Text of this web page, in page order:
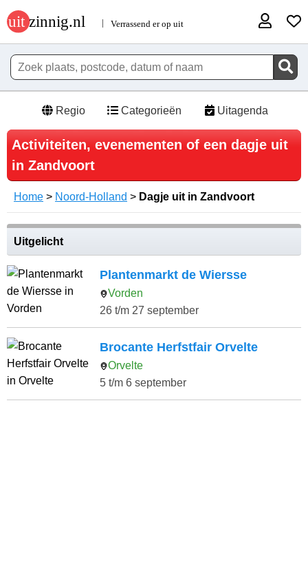
Regio Categorieën Uitagenda
Activiteiten, evenementen of een dagje uit
in Zandvoort
Home > Noord-Holland > Dagje uit in Zandvoort
Uitgelicht
Plantenmarkt de Wiersse
Vorden
26 t/m 27 september
Brocante Herfstfair Orvelte
Orvelte
5 t/m 6 september